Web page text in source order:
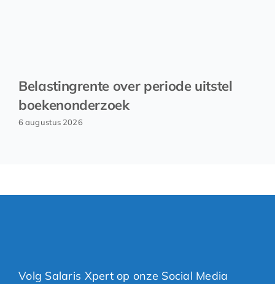
Belastingrente over periode uitstel
boekenonderzoek
6 augustus 2026
Volg Salaris Xpert op onze Social Media